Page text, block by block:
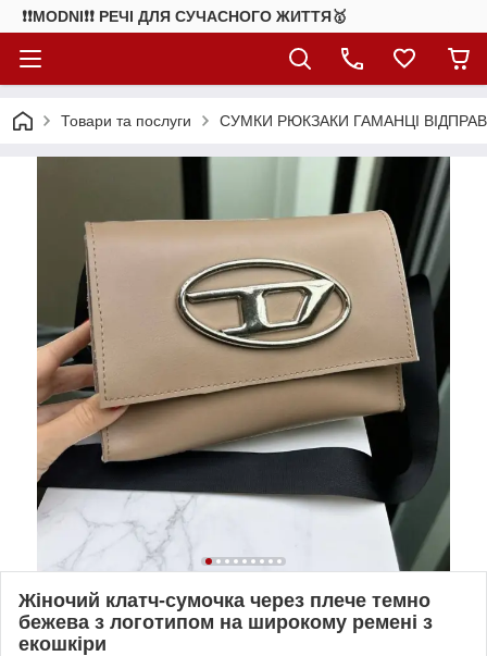
❗❗MODNI❗❗ РЕЧІ ДЛЯ СУЧАСНОГО ЖИТТЯ🥇
Товари та послуги СУМКИ РЮКЗАКИ ГАМАНЦІ
Жіночий клатч-сумочка через плече темно
бежева з логотипом на широкому ремені з
екошкіри